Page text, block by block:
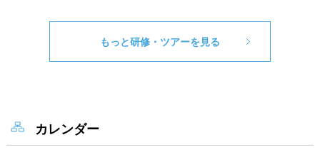
もっと研修・ツアーを見る
カレンダー